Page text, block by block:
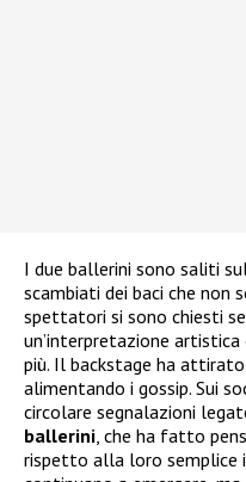
I due ballerini sono saliti
scambiati dei baci che non
spettatori si sono chiesti
un’interpretazione
più. Il backstage ha
alimentando i gossip. Sui
circolare segnalazioni
ballerini, che ha fatto
rispetto alla loro semplice